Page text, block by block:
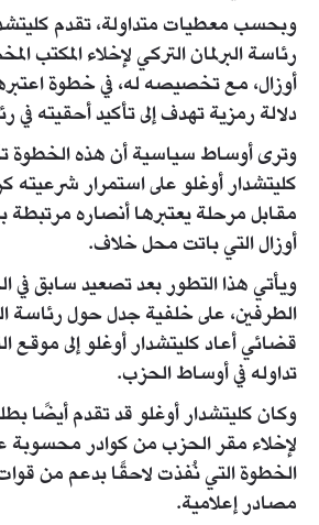
وبحسب معطيات متداولة، تقدم
رئاسة البرلمان التركي لإخلاء المكتب
أوزال، مع تخصيصه له، في خطوة
دلالة رمزية تهدف إلى تأكيد أحقيته
وترى أوساط سياسية أن هذه الخطوة
كليتشدار أوغلو على استمرار شرعيته
مقابل مرحلة يعتبرها أنصاره مرتبطة
أوزال التي باتت محل خلاف.
ويأتي هذا التطور بعد تصعيد سابق في
الطرفين، على خلفية جدل حول رئاسة
قضائي أعاد كليتشدار أوغلو إلى موقع
تداوله في أوساط الحزب.
وكان كليتشدار أوغلو قد تقدم أيضًا
لإخلاء مقر الحزب من كوادر محسوبة
الخطوة التي نُفذت لاحقًا بدعم من
مصادر إعلامية.